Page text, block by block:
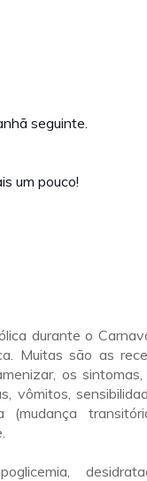
seguinte.
um pouco!
durante o
Muitas são as
os sintomas,
vômitos,
(mudança